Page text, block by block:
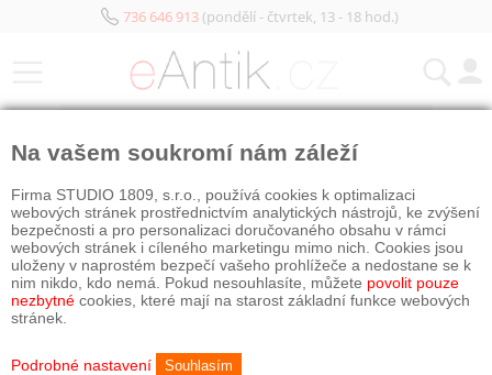
736 646 913(pondělí - čtvrtek, 13 - 18 hod.)
Na vašem soukromí nám záleží
Firma STUDIO 1809, s.r.o., používá cookies k optimalizaci
webových stránek prostřednictvím analytických nástrojů, ke zvýšení
bezpečnosti a pro personalizaci doručovaného obsahu v rámci
webových stránek i cíleného marketingu mimo nich. Cookies jsou
uloženy v naprostém bezpečí vašeho prohlížeče a nedostane se k
nim nikdo, kdo nemá. Pokud nesouhlasíte, můžete povolit pouze
nezbytné cookies, které mají na starost základní funkce webových
stránek.
Podrobné nastavení Souhlasím